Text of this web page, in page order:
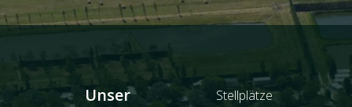
Unser
Stellplätze